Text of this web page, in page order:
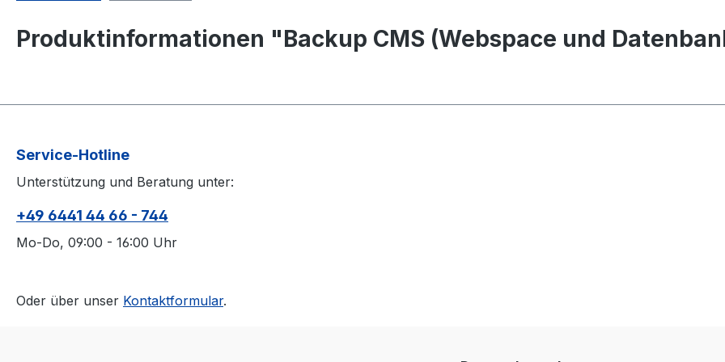
Produktinformationen "Backup CMS (Webspace und
Service-Hotline
Unterstützung und Beratung unter:
+49 6441 44 66 - 744
Mo-Do, 09:00 - 16:00 Uhr
Oder über unser Kontaktformular.